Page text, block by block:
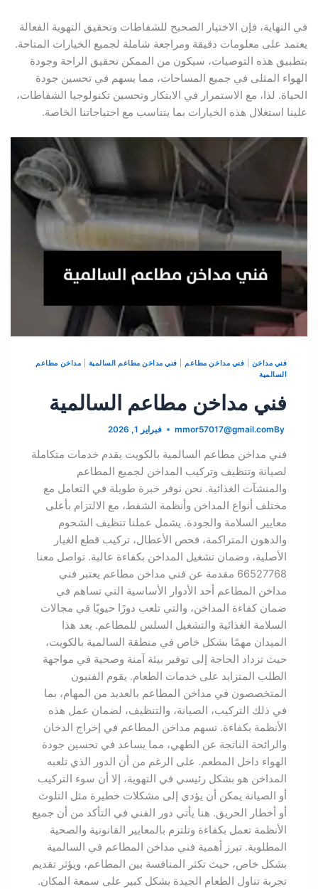
فإن الاختيار الصحيح للشفاطات وتحقيق التهوية الفعالة
على معلومات دقيقة ومراجعة شاملة لجميع الخيارات المتاحة.
هذه التوصيات، سيكون من الممكن تحقيق الراحة وجودة
المثلى في جميع المساحات، مما يسهم في تحسين جودة
لذا، مع الاستمرار في الابتكار وتحسين تكنولوجيا الشفاطات،
استغلال هذه الخيارات بما يتناسب مع احتياجاتنا الخاصة.
فني مداخن|فني مداخن مطاعم|فني مداخن مطاعم السالمية|مداخن مطاعم
السالمية
فني مداخن مطاعم السالمية
mmor57017@gmail.com فبراير 1, 2026
فني مداخن مطاعم السالمية بالكويت يقدم خدمات متكاملة
لصيانة وتنظيف وتركيب المداخن لجميع المطاعم
والمنشآت الغذائية. نحن نوفر خبرة طويلة في التعامل مع
مختلف أنواع المداخن وأنظمة الشفط، مع الالتزام بأعلى
معايير السلامة والجودة. يشمل عملنا تنظيف الشحوم
والدهون المتراكمة، فحص الأعطال، تركيب قطع الغيار
الأصلية، وضمان تشغيل المداخن بكفاءة عالية. تواصل معنا
66527768 مقدمة عن فني مداخن مطاعم يعتبر فني
مداخن المطاعم أحد الأدوار الأساسية التي تساهم في
ضمان كفاءة المداخن، والتي تلعب دورًا حيويًا في مجالات
السلامة الغذائية والتشغيل السلس للمطاعم. يعد هذا
الميدان مهمًا بشكل خاص في منطقة السالمية بالكويت،
حيث تزداد الحاجة إلى توفير بيئة آمنة وصحية في مواجهة
الطلب المتزايد على خدمات الطعام. يقوم الفنيون
المتخصصون في مداخن المطاعم بالعديد من المهام، بما
في ذلك التركيب، الصيانة، والتنظيف، لضمان عمل هذه
الأنظمة بكفاءة. تسهم مداخن المطاعم في إخراج الدخان
والرائحة الناتجة عن الطهي، مما يساعد في تحسين جودة
الهواء داخل المطعم. على الرغم من أن الدور الذي تلعبه
المداخن هو بشكل رئيسي في التهوية، إلا أن سوء التركيب
أو الصيانة يمكن أن يؤدي إلى مشكلات خطيرة مثل التلوث
أو أخطار الحريق. هنا يأتي دور الفني في التأكد من أن جميع
الأنظمة تعمل بكفاءة وتلتزم بالمعايير القانونية والصحية
المطلوبة. تبرز أهمية فني مداخن المطاعم في السالمية
بشكل خاص، حيث تكثر المنافسة بين المطاعم، ويؤثر تقديم
تجربة تناول الطعام الجيدة بشكل كبير على سمعة المكان.